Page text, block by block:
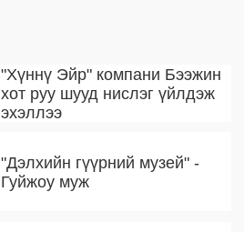
"Хүннү Эйр" компани Бээжин
хот руу шууд нислэг үйлдэж
эхэллээ
"Дэлхийн гүүрний музей" -
Гуйжоу муж